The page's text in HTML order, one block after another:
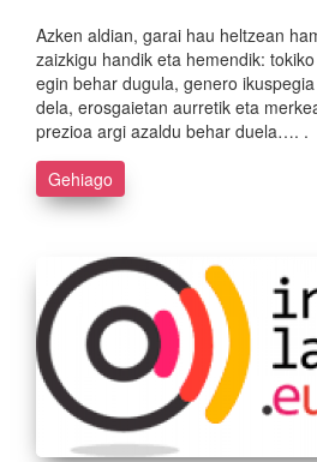
Azken aldian, garai hau heltzean
zaizkigu handik eta hemendik:
egin behar dugula, genero
dela, erosgaietan aurretik eta
prezioa argi azaldu behar duela…. .
Gehiago